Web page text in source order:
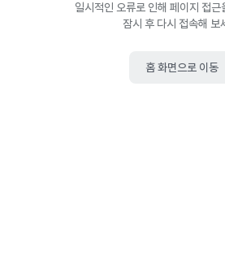
일시적인 오류로 인해 페이지 접근
잠시 후 다시 접속해 보
홈 화면으로 이동